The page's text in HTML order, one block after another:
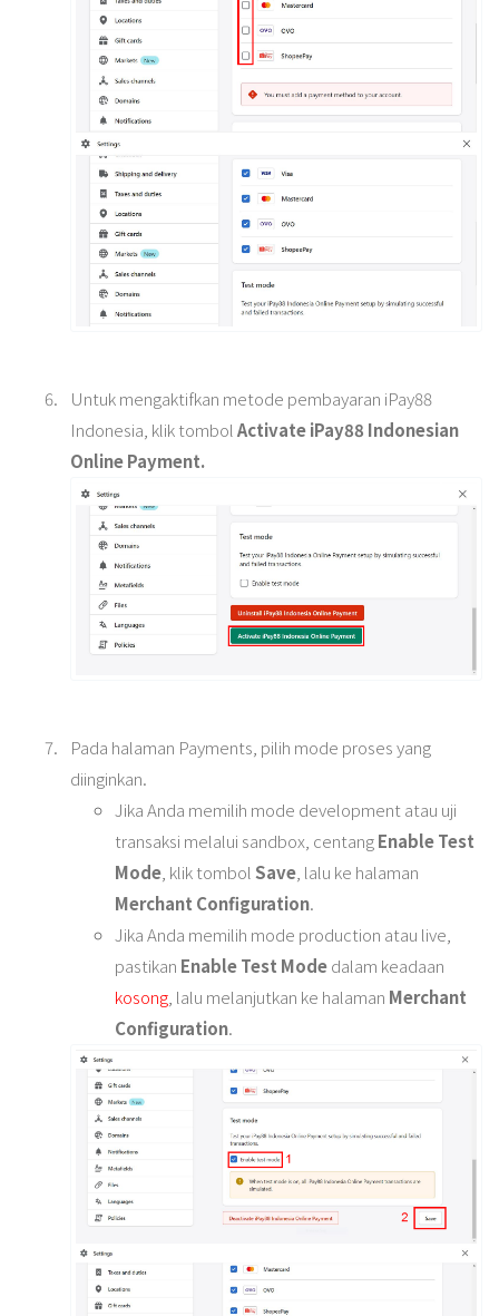
Untuk mengaktifkan metode pembayaran iPay88
Indonesia, klik tombolActivate iPay88 Indonesian
Online Payment.
Pada halaman Payments, pilih mode proses yang
diinginkan.
Jika Anda memilih mode development atau uji
transaksi melalui sandbox, centangEnable Test
Mode, klik tombolSave, lalu ke halaman
Merchant Configuration.
Jika Anda memilih mode production atau live,
pastikan Enable Test Modedalam keadaan
kosong, lalu melanjutkan ke halaman Merchant
Configuration.